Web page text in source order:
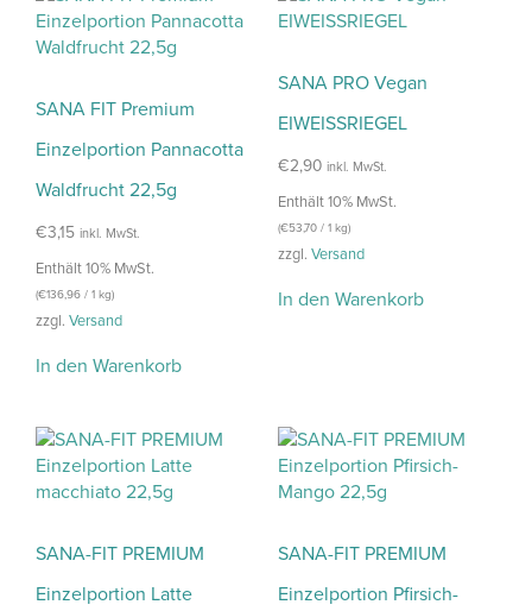
SANA FIT Premium
Einzelportion Pannacotta
Waldfrucht 22,5g
€3,15 inkl. MwSt.
Enthält 10% MwSt.
(€136,96 / 1 kg)
zzgl. Versand
In den Warenkorb
SANA PRO Vegan
EIWEISSRIEGEL
€2,90 inkl. MwSt.
Enthält 10% MwSt.
(€53,70 / 1 kg)
zzgl. Versand
In den Warenkorb
SANA-FIT PREMIUM
Einzelportion Latte
SANA-FIT PREMIUM
Einzelportion Pfirsich-